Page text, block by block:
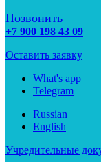
Позвонить
+7 900 198 43 09
Оставить заявку
What's app
Telegram
Russian
English
Учредительные